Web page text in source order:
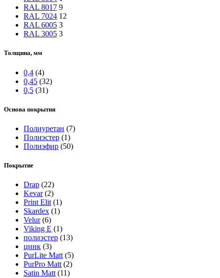
RAL 8017 9
RAL 7024 12
RAL 6005 3
RAL 3005 3
Толщина, мм
0,4 (4)
0,45 (32)
0,5 (31)
Основа покрытия
Полиуретан (7)
Полиэстер (1)
Полиэфир (50)
Покрытие
Drap (22)
Kevar (2)
Print Elit (1)
Skardex (1)
Velur (6)
Viking E (1)
полиэстер (13)
цинк (3)
PurLite Matt (5)
PurPro Matt (2)
Satin Matt (11)